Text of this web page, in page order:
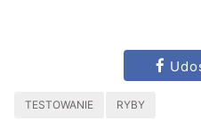
TESTOWANIE RYBY